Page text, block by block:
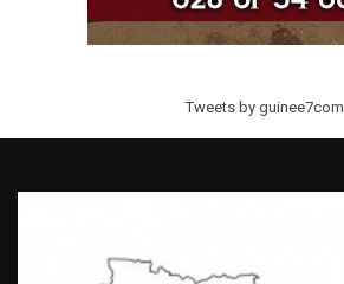
Tweets by guinee7com